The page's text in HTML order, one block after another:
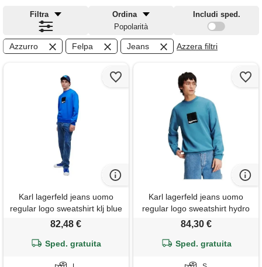
Filtra
Ordina
Popolarità
Includi sped.
Azzurro Felpa Jeans Azzera filtri
Karl lagerfeld jeans uomo
regular logo sweatshirt klj blue
l
82,48 €
Sped. gratuita
Karl lagerfeld jeans uomo
regular logo sweatshirt hydro
s
84,30 €
Sped. gratuita